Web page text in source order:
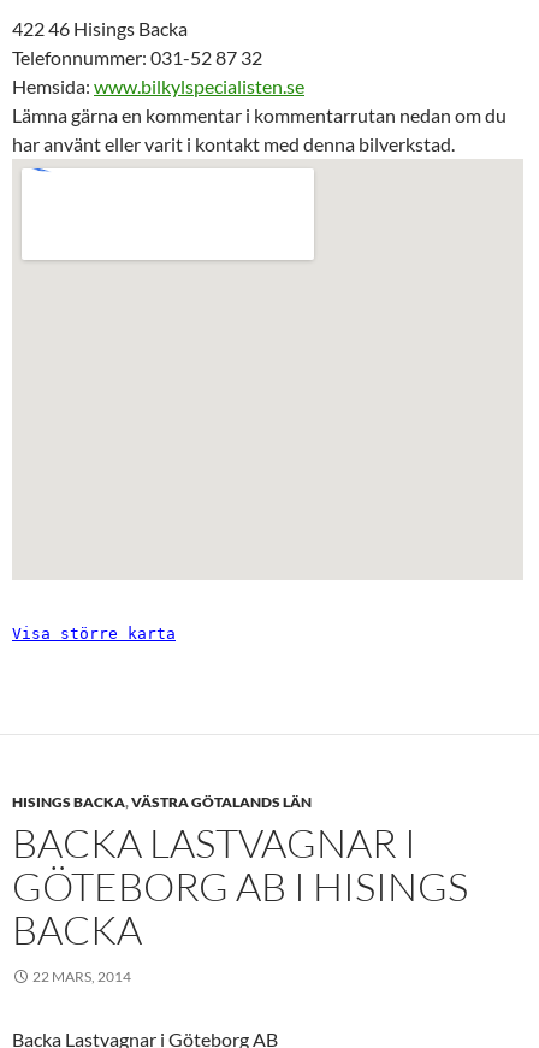
422 46 Hisings Backa
Telefonnummer: 031-52 87 32
Hemsida: www.bilkylspecialisten.se
Lämna gärna en kommentar i kommentarrutan nedan om du
har använt eller varit i kontakt med denna bilverkstad.
Visa större karta
HISINGS BACKA,VÄSTRA GÖTALANDS LÄN
BACKA LASTVAGNAR I
GÖTEBORG AB I HISINGS
BACKA
22 MARS, 2014
Backa Lastvagnar i Göteborg AB